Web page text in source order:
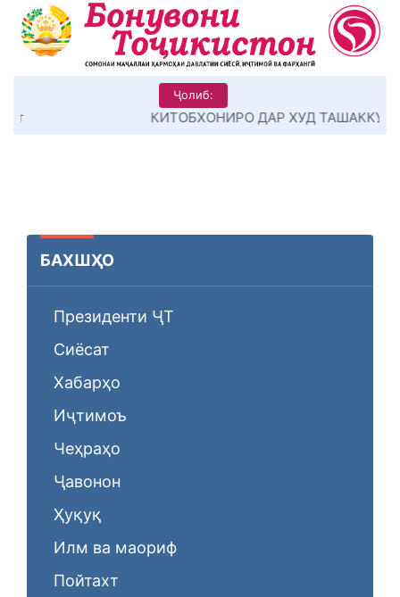
Ҷолиб:
КИТОБХОНИРО ДАР ХУД ТАШАККУЛ ДИҲЕМ
БАХШҲО
Президенти ҶТ
Сиёсат
Хабарҳо
Иҷтимоъ
Чеҳраҳо
Ҷавонон
Ҳуқуқ
Илм ва маориф
Пойтахт